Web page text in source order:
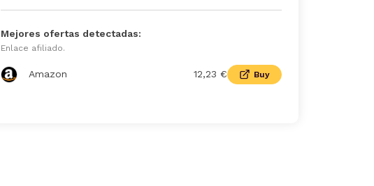
Mejores ofertas detectadas:
Enlace afiliado.
Amazon 12,23 € Buy